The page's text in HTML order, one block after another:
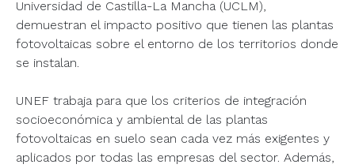
Universidad de Castilla-La Mancha (UCLM),
demuestran el impacto positivo que tienen las plantas
fotovoltaicas sobre el entorno de los territorios donde
se instalan.
UNEF trabaja para que los criterios de integración
socioeconómica y ambiental de las plantas
fotovoltaicas en suelo sean cada vez más exigentes y
aplicados por todas las empresas del sector. Además,